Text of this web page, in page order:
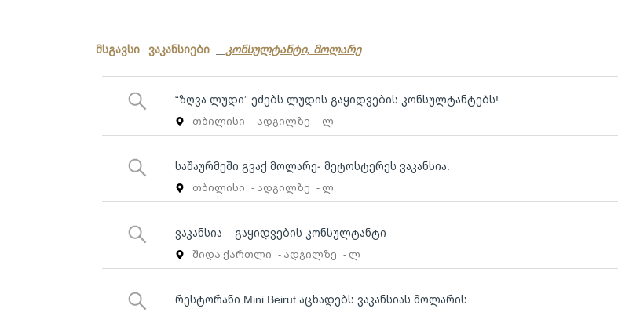
მსგავსი ვაკანსიები კონსულტანტი, მოლარე
“ზღვა ლუდი” ეძებს ლუდის გაყიდვების კონსულტანტებს!
თბილისი - ადგილზე - ლ
საშაურმეში გვაქ მოლარე- მეტოსტერეს ვაკანსია.
თბილისი - ადგილზე - ლ
ვაკანსია – გაყიდვების კონსულტანტი
შიდა ქართლი - ადგილზე - ლ
რესტორანი Mini Beirut აცხადებს ვაკანსიას მოლარის